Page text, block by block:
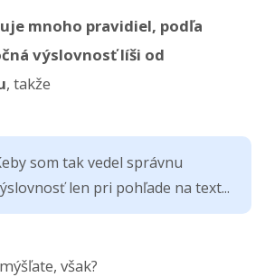
mnoho pravidiel, podľa
výslovnosť líši od
, takže
som tak vedel správnu
len pri pohľade na text...
však?